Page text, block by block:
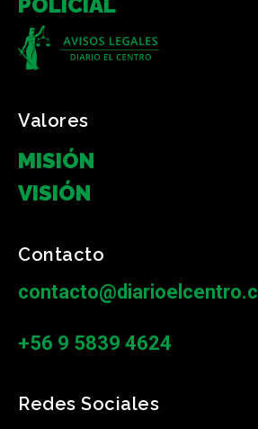
POLICIAL
Valores
MISIÓN
VISIÓN
Contacto
contacto@diarioelcentro.cl
+56 9 5839 4624
Redes Sociales